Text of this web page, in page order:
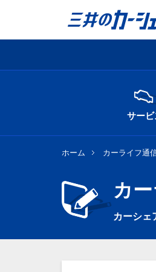
サービ
ホーム カーライフ通
カ
カーシェ